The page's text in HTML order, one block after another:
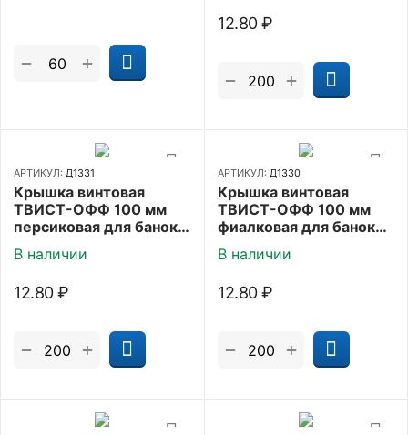
+
−
12.80 ₽
+
−
АРТИКУЛ: Д1331
Крышка винтовая
ТВИСТ-ОФФ 100 мм
персиковая для банок
пластиковая
В наличии
12.80 ₽
+
−
АРТИКУЛ: Д1330
Крышка винтовая
ТВИСТ-ОФФ 100 мм
фиалковая для банок
пластиковая
В наличии
12.80 ₽
+
−